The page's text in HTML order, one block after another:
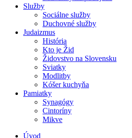
Služby
Sociálne služby
Duchovné služby
Judaizmus
História
Kto je Žid
Židovstvo na Slovensku
Sviatky
Modlitby
Kóšer kuchyňa
Pamiatky
Synagógy
Cintoríny
Mikve
Úvod